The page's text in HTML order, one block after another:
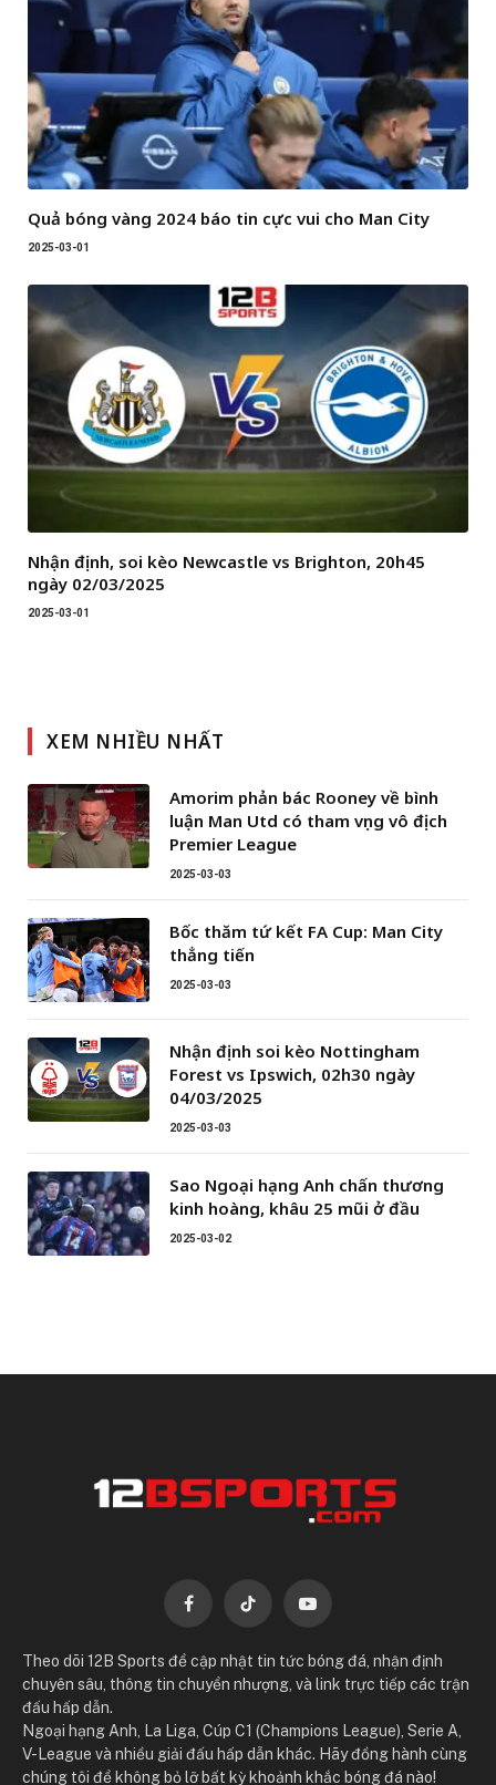
Quả bóng vàng 2024 báo tin cực vui cho Man City
2025-03-01
Nhận định, soi kèo Newcastle vs Brighton, 20h45
ngày 02/03/2025
2025-03-01
XEM NHIỀU NHẤT
Amorim phản bác Rooney về bình
luận Man Utd có tham vọng vô địch
Premier League
2025-03-03
Bốc thăm tứ kết FA Cup: Man City
thẳng tiến
2025-03-03
Nhận định soi kèo Nottingham
Forest vs Ipswich, 02h30 ngày
04/03/2025
2025-03-03
Sao Ngoại hạng Anh chấn thương
kinh hoàng, khâu 25 mũi ở đầu
2025-03-02
FacebookTikTok YouTube
Theo dõi 12B Sports để cập nhật tin tức bóng đá, nhận định
chuyên sâu, thông tin chuyển nhượng, và link trực tiếp các trận
đấu hấp dẫn.
Ngoại hạng Anh, La Liga, Cúp C1 (Champions League), Serie A,
V-League và nhiều giải đấu hấp dẫn khác. Hãy đồng hành cùng
chúng tôi để không bỏ lỡ bất kỳ khoảnh khắc bóng đá nào!